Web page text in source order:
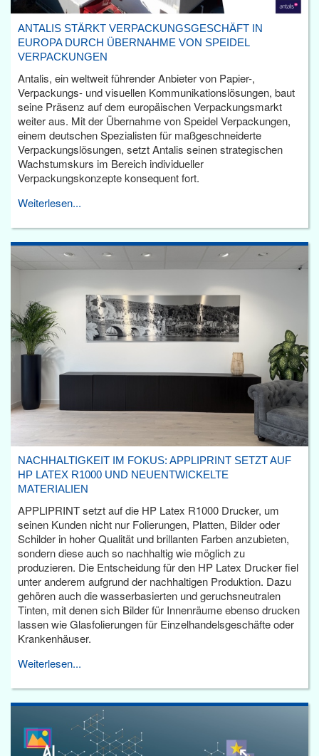
ANTALIS STÄRKT VERPACKUNGSGESCHÄFT IN
EUROPA DURCH ÜBERNAHME VON SPEIDEL
VERPACKUNGEN
Antalis, ein weltweit führender Anbieter von Papier-,
Verpackungs- und visuellen Kommunikationslösungen, baut
seine Präsenz auf dem europäischen Verpackungsmarkt
weiter aus. Mit der Übernahme von Speidel Verpackungen,
einem deutschen Spezialisten für maßgeschneiderte
Verpackungslösungen, setzt Antalis seinen strategischen
Wachstumskurs im Bereich individueller
Verpackungskonzepte konsequent fort.
Weiterlesen...
NACHHALTIGKEIT IM FOKUS: APPLIPRINT SETZT AUF
HP LATEX R1000 UND NEUENTWICKELTE
MATERIALIEN
APPLIPRINT setzt auf die HP Latex R1000 Drucker, um
seinen Kunden nicht nur Folierungen, Platten, Bilder oder
Schilder in hoher Qualität und brillanten Farben anzubieten,
sondern diese auch so nachhaltig wie möglich zu
produzieren. Die Entscheidung für den HP Latex Drucker fiel
unter anderem aufgrund der nachhaltigen Produktion. Dazu
gehören auch die wasserbasierten und geruchsneutralen
Tinten, mit denen sich Bilder für Innenräume ebenso drucken
lassen wie Glasfolierungen für Einzelhandelsgeschäfte oder
Krankenhäuser.
Weiterlesen...